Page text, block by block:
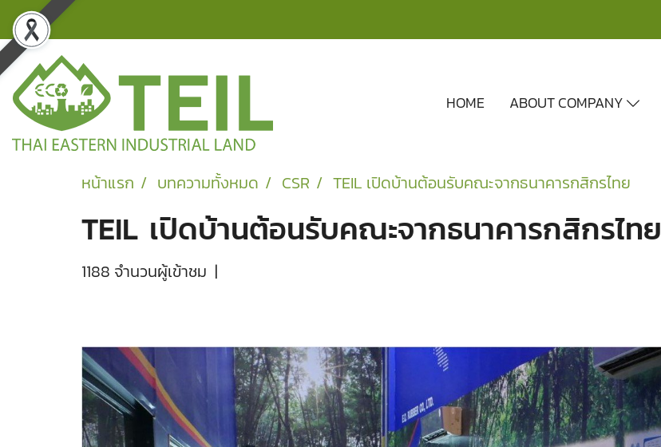
HOME ABOUT COMPANY
หน้าแรก บทความทั้งหมด CSR TEIL เปิดบ้านต้อนรับคณะจากธนาคารกสิกรไทย
TEIL เปิดบ้านต้อนรับคณะจากธนาคารกสิกรไทย
1188 จำนวนผู้เข้าชม |